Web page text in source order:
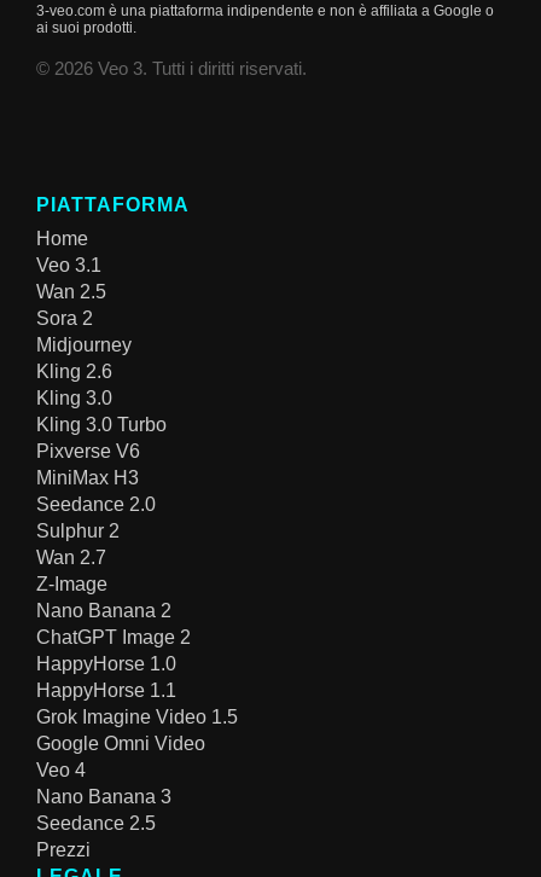
3-veo.com è una piattaforma indipendente e non è affiliata a Google o
ai suoi prodotti.
© 2026 Veo 3. Tutti i diritti riservati.
PIATTAFORMA
Home
Veo 3.1
Wan 2.5
Sora 2
Midjourney
Kling 2.6
Kling 3.0
Kling 3.0 Turbo
Pixverse V6
MiniMax H3
Seedance 2.0
Sulphur 2
Wan 2.7
Z-Image
Nano Banana 2
ChatGPT Image 2
HappyHorse 1.0
HappyHorse 1.1
Grok Imagine Video 1.5
Google Omni Video
Veo 4
Nano Banana 3
Seedance 2.5
Prezzi